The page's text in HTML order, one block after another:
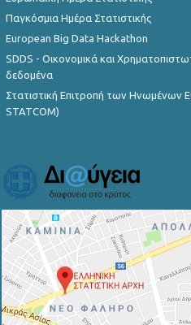
Παγκόσμια Ημέρα Στατιστικής
European Big Data Hackathon
SDDS - Οικονομικά και
δεδομένα
Στατιστική Επιτροπή των Ηνωμένων
STATCOM)